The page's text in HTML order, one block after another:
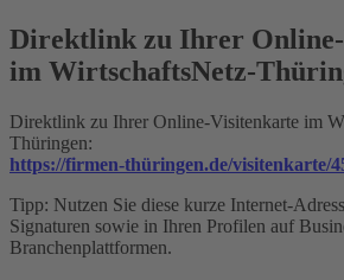
Direktlink zu Ihrer
im WirtschaftsNetz-
Direktlink zu Ihrer Online-Visitenkarte im
Thüringen:
https://firmen-thüringen.de/visitenkarte/
Tipp: Nutzen Sie diese kurze Internet-
Signaturen sowie in Ihren Profilen auf
Branchenplattformen.